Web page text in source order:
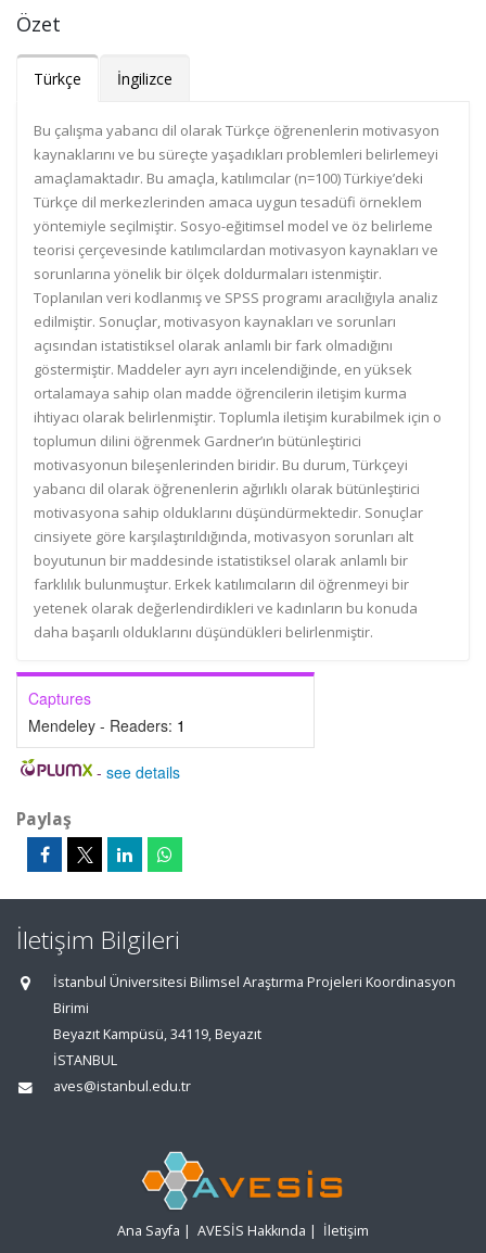
Özet
Türkçe İngilizce
Bu çalışma yabancı dil olarak Türkçe öğrenenlerin motivasyon
kaynaklarını ve bu süreçte yaşadıkları problemleri belirlemeyi
amaçlamaktadır. Bu amaçla, katılımcılar (n=100) Türkiye’deki
Türkçe dil merkezlerinden amaca uygun tesadüfi örneklem
yöntemiyle seçilmiştir. Sosyo-eğitimsel model ve öz belirleme
teorisi çerçevesinde katılımcılardan motivasyon kaynakları ve
sorunlarına yönelik bir ölçek doldurmaları istenmiştir.
Toplanılan veri kodlanmış ve SPSS programı aracılığıyla analiz
edilmiştir. Sonuçlar, motivasyon kaynakları ve sorunları
açısından istatistiksel olarak anlamlı bir fark olmadığını
göstermiştir. Maddeler ayrı ayrı incelendiğinde, en yüksek
ortalamaya sahip olan madde öğrencilerin iletişim kurma
ihtiyacı olarak belirlenmiştir. Toplumla iletişim kurabilmek için o
toplumun dilini öğrenmek Gardner’ın bütünleştirici
motivasyonun bileşenlerinden biridir. Bu durum, Türkçeyi
yabancı dil olarak öğrenenlerin ağırlıklı olarak bütünleştirici
motivasyona sahip olduklarını düşündürmektedir. Sonuçlar
cinsiyete göre karşılaştırıldığında, motivasyon sorunları alt
boyutunun bir maddesinde istatistiksel olarak anlamlı bir
farklılık bulunmuştur. Erkek katılımcıların dil öğrenmeyi bir
yetenek olarak değerlendirdikleri ve kadınların bu konuda
daha başarılı olduklarını düşündükleri belirlenmiştir.
Captures
Mendeley - Readers: 1
- see details
Paylaş
İletişim Bilgileri
İstanbul Üniversitesi Bilimsel Araştırma Projeleri Koordinasyon
Birimi
Beyazıt Kampüsü, 34119, Beyazıt
İSTANBUL
aves@istanbul.edu.tr
Ana Sayfa | AVESİS Hakkında | İletişim